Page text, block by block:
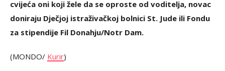
cvijeća oni koji žele da se oproste od voditelja, novac
doniraju Dječjoj istraživačkoj bolnici St. Jude ili Fondu
za stipendije Fil Donahju/Notr Dam.
(MONDO/ Kurir)